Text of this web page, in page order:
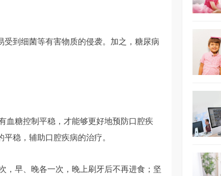
到细菌等有害物质的侵袭。加之，糖尿病
血糖控制平稳，才能够更好地预防口腔疾
稳，辅助口腔疾病的治疗。
，早、晚各一次，晚上刷牙后不再进食；坚